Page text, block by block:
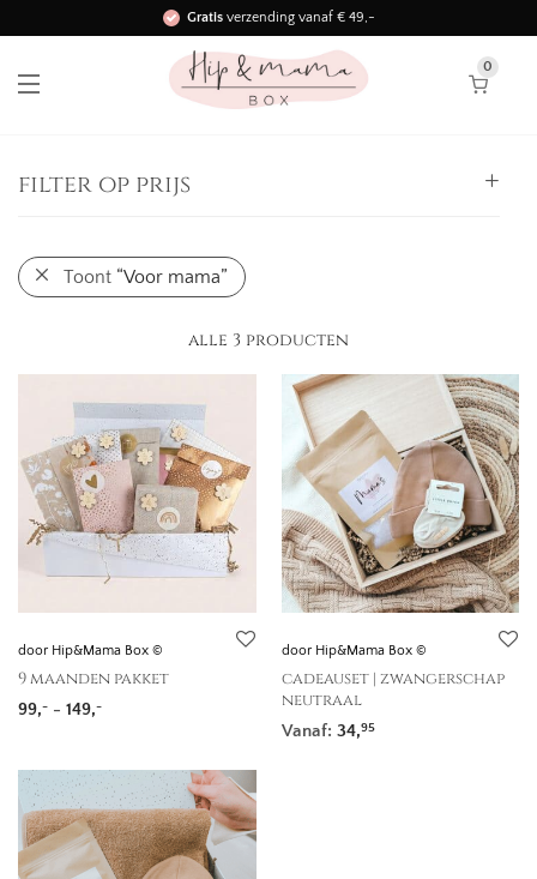
Gratisverzending vanaf € 49,-
Binnen 3 werkdagen in huis!
0
filter op prijs
Alle
25,--50,-
75,--100,-
-125,
125,- -150,-
Toont “Voor mama”
alle 3 producten
door Hip&Mama Box ©
9 maanden pakket
99,- - 149,-Prijsklasse: 99,- tot 149,-
door Hip&Mama Box ©
cadeauset | zwangerschap
neutraal
Vanaf: 34,95